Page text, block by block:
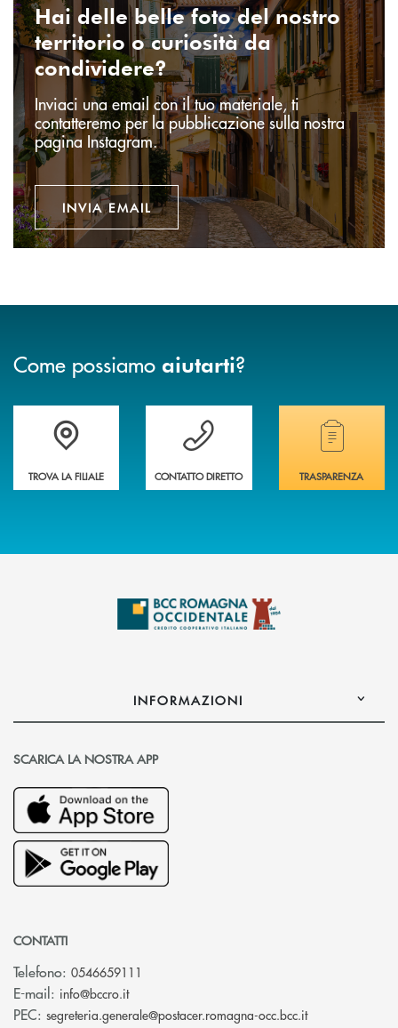
Hai delle belle foto del nostro
territorio o curiosità da
condividere?
Inviaci una email con il tuo materiale, ti
contatteremo per la pubblicazione sulla nostra
pagina Instagram.
INVIA EMAIL
Come possiamo aiutarti?
Accedi all' elenco completo delle filiali della banca.
TROVA LA FILIALE
Hai bisogno di assistenza immediata?
CONTATTO DIRETTO
Hai bisogno di
TRASPARENZA
INFORMAZIONI
SCARICA LA NOSTRA APP
CONTATTI
Telefono: 0546659111
E-mail: info@bccro.it(si apre l’app di posta elettronica)
PEC: segreteria.generale@postacer.romagna-occ.bcc.it(si apre l’app